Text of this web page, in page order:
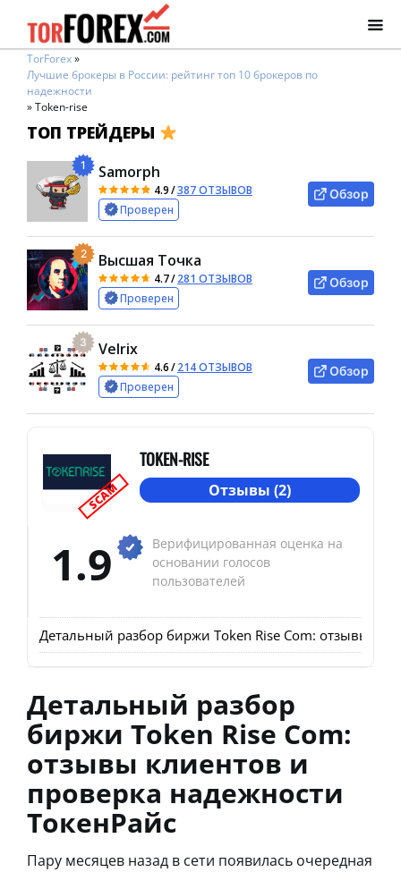
TorForex»
Лучшие брокеры в России: рейтинг топ 10 брокеров по
надежности
»Token-rise
ТОП ТРЕЙДЕРЫ
1 Samorph
4.9/387 ОТЗЫВОВ
Проверен
Обзор
2 Высшая Точка
4.7/281 ОТЗЫВОВ
Проверен
Обзор
3 Velrix
4.6/214 ОТЗЫВОВ
Проверен
Обзор
SCAM
TOKEN-RISE
Отзывы (2)
1.9
Верифицированная оценка на
основании голосов
пользователей
Детальный разбор биржи Token Rise Com: отзывы
Детальный разбор
биржи Token Rise Com:
отзывы клиентов и
проверка надежности
ТокенРайс
Пару месяцев назад в сети появилась очередная